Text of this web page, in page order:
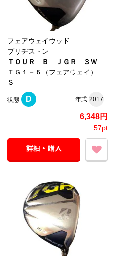
フェアウェイウッド
ブリヂストン
ＴＯＵＲ Ｂ ＪＧＲ ３Ｗ
ＴＧ１－５（フェアウェイ）
Ｓ
状態 D 年式 2017
6,348円
57pt